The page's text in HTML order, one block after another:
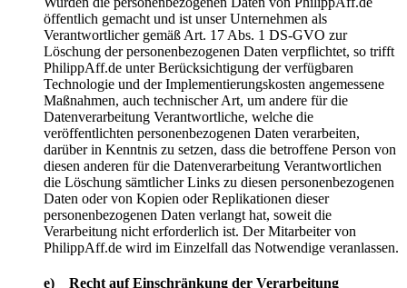
öffentlich gemacht und ist unser Unternehmen als
Verantwortlicher gemäß Art. 17 Abs. 1 DS-GVO zur
Löschung der personenbezogenen Daten verpflichtet, so trifft
PhilippAff.de unter Berücksichtigung der verfügbaren
Technologie und der Implementierungskosten angemessene
Maßnahmen, auch technischer Art, um andere für die
Datenverarbeitung Verantwortliche, welche die
veröffentlichten personenbezogenen Daten verarbeiten,
darüber in Kenntnis zu setzen, dass die betroffene Person von
diesen anderen für die Datenverarbeitung Verantwortlichen
die Löschung sämtlicher Links zu diesen personenbezogenen
Daten oder von Kopien oder Replikationen dieser
personenbezogenen Daten verlangt hat, soweit die
Verarbeitung nicht erforderlich ist. Der Mitarbeiter von
PhilippAff.de wird im Einzelfall das Notwendige veranlassen.
e) Recht auf Einschränkung der Verarbeitung